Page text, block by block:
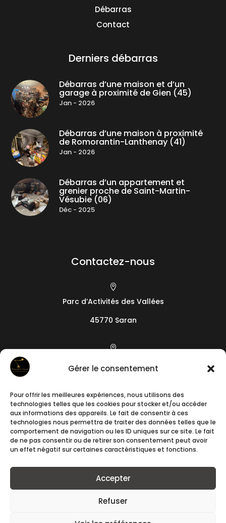
Gérer le consentement
Pour offrir les meilleures expériences, nous utilisons des
technologies telles que les cookies pour stocker et/ou accéder
aux informations des appareils. Le fait de consentir à ces
technologies nous permettra de traiter des données telles que le
comportement de navigation ou les ID uniques sur ce site. Le fait
de ne pas consentir ou de retirer son consentement peut avoir
un effet négatif sur certaines caractéristiques et fonctions.
Accepter
Refuser
Débarras
Contact
Derniers débarras
Débarras d’une maison et d’un
garage à proximité de Gien (45)
Jan - 2026
Débarras d’une maison à proximité
de Romorantin-Lanthenay (41)
Jan - 2026
Débarras d’un appartement et
grenier proche de Saint-Martin-
Vésubie (06)
Déc - 2025
Contactez-nous

Parc d’Activités des Vallées
45770 Saran

19 camin de l’Arieta

+33788241640

contact@romuald-et-samuel.fr